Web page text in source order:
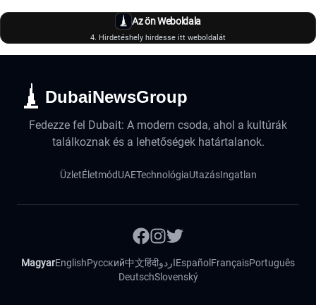
Az ön Weboldala
4. Hirdetéshely hirdesse itt weboldalát
DubaiNewsGroup
Fedezze fel Dubait: A modern csoda, ahol a kultúrák
találkoznak és a lehetőségek határtalanok.
ÜzletÉletmódUAETechnológiaUtazásIngatlan
MagyarEnglishРусский中文हिंदीاردوEspañol FrançaisPortuguês
DeutschSlovenský